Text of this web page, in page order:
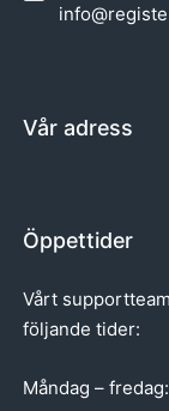
Vår adress
Öppettider
Vårt
följande tider:
Måndag – fredag: